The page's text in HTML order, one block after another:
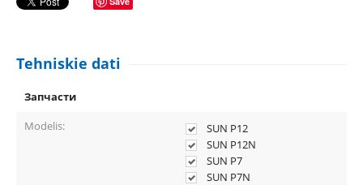
Tehniskie dati
Запчасти
Modelis:
SUN P12
SUN P12N
SUN P7
SUN P7N